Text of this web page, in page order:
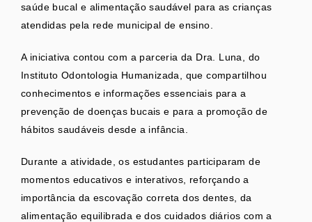
saúde bucal e alimentação saudável para as crianças
atendidas pela rede municipal de ensino.
A iniciativa contou com a parceria da Dra. Luna, do
Instituto Odontologia Humanizada, que compartilhou
conhecimentos e informações essenciais para a
prevenção de doenças bucais e para a promoção de
hábitos saudáveis desde a infância.
Durante a atividade, os estudantes participaram de
momentos educativos e interativos, reforçando a
importância da escovação correta dos dentes, da
alimentação equilibrada e dos cuidados diários com a